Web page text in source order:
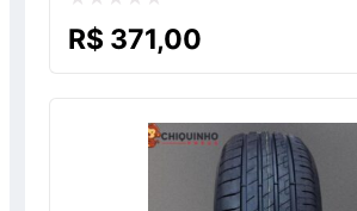
Avaliação
R$ 371,00